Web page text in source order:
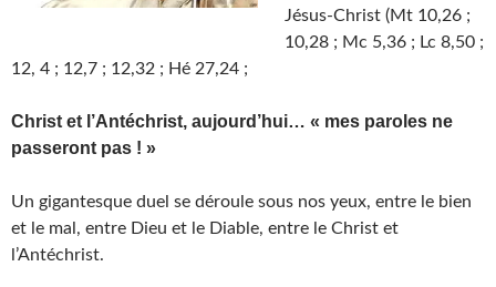
Jésus-Christ (Mt 10,26 ;
10,28 ; Mc 5,36 ; Lc 8,50 ;
12, 4 ; 12,7 ; 12,32 ; Hé 27,24 ;
Christ et l’Antéchrist, aujourd’hui… « mes paroles ne
passeront pas ! »
Un gigantesque duel se déroule sous nos yeux, entre le bien
et le mal, entre Dieu et le Diable, entre le Christ et
l’Antéchrist.